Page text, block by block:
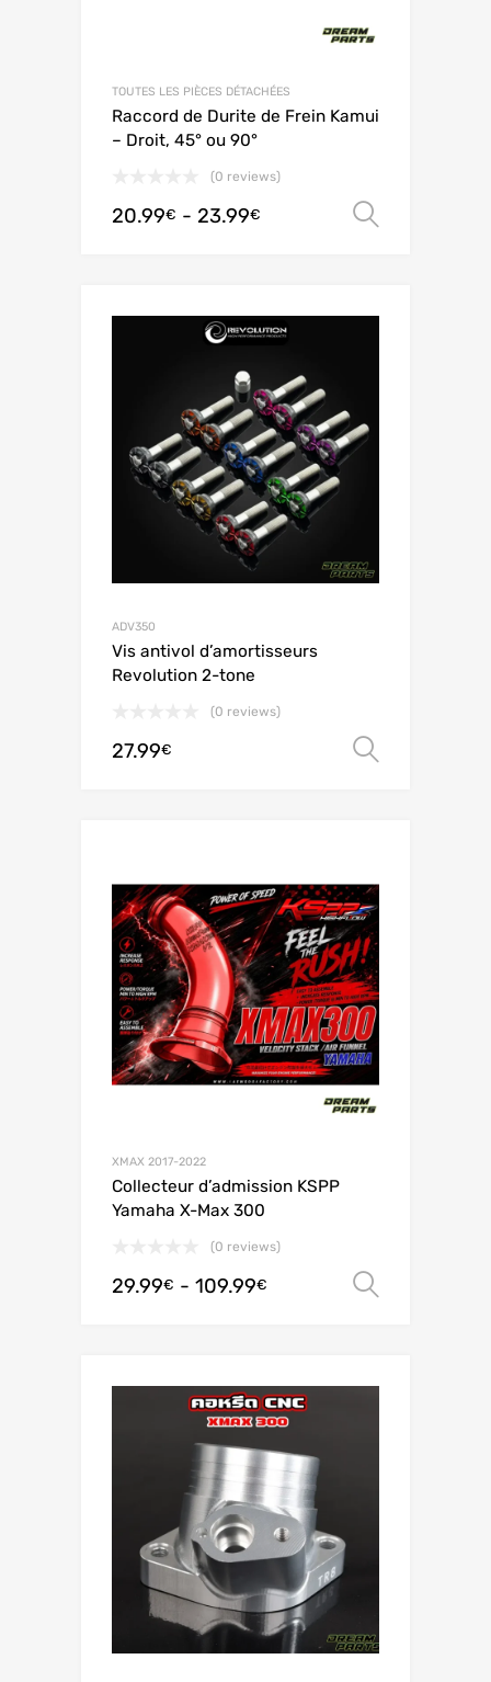
TOUTES LES PIÈCES DÉTACHÉES
Raccord de Durite de Frein Kamui
– Droit, 45° ou 90°
(0 reviews)
20.99€ - 23.99€
ADV350
Vis antivol d’amortisseurs
Revolution 2-tone
(0 reviews)
27.99€
XMAX 2017-2022
Collecteur d’admission KSPP
Yamaha X-Max 300
(0 reviews)
29.99€ - 109.99€